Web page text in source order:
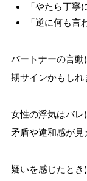
「やたら丁寧
「逆に何も言
パートナーの言
期サインかもしれ
女性の浮気はバレ
矛盾や違和感が見
疑いを感じたと